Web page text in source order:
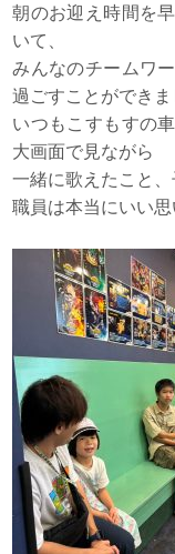
朝のお迎え時間を
いて、
みんなのチームワ
過ごすことができま
いつもこすもすの
大画面で見ながら
一緒に歌えたこと、
職員は本当にいい